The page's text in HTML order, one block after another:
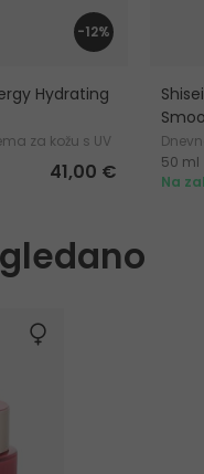
-12%
Hydrating
za kožu s UV
41,00 €
50 ml
Na